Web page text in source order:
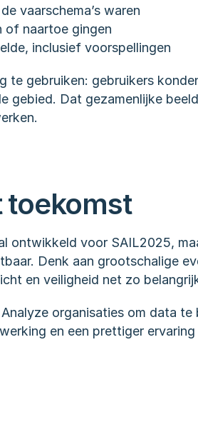
vaarschema’s waren
of naartoe gingen
inclusief voorspellingen
te gebruiken: gebruikers
gebied. Dat gezamenlijke
toekomst
ontwikkeld voor SAIL2025,
Denk aan grootschalige
en veiligheid net zo
organisaties om data te
en een prettiger